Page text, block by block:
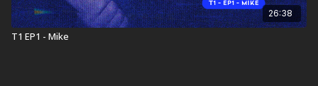
26:38
T1 EP1 - Mike